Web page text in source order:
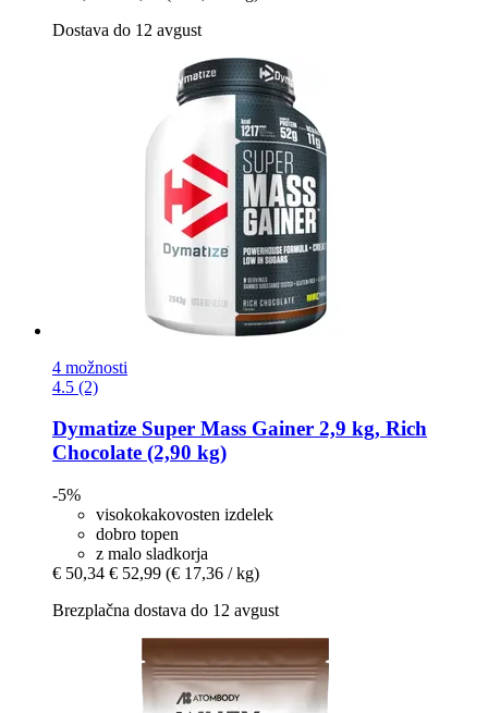
Dostava do 12 avgust
4 možnosti
4.5 (2)
Dymatize Super Mass Gainer 2,9 kg, Rich
Chocolate (2,90 kg)
-5%
visokokakovosten izdelek
dobro topen
z malo sladkorja
€ 50,34 € 52,99 (€ 17,36 / kg)
Brezplačna dostava do 12 avgust